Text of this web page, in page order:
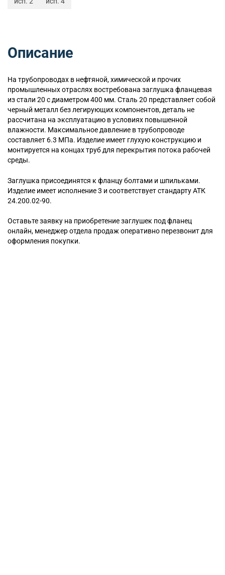
Описание
На трубопроводах в нефтяной, химической и прочих
промышленных отраслях востребована заглушка фланцевая
из стали 20 с диаметром 400 мм. Сталь 20 представляет собой
черный металл без легирующих компонентов, деталь не
рассчитана на эксплуатацию в условиях повышенной
влажности. Максимальное давление в трубопроводе
составляет 6.3 МПа. Изделие имеет глухую конструкцию и
монтируется на концах труб для перекрытия потока рабочей
среды.
Заглушка присоединятся к фланцу болтами и шпильками.
Изделие имеет исполнение 3 и соответствует стандарту АТК
24.200.02-90.
Оставьте заявку на приобретение заглушек под фланец
онлайн, менеджер отдела продаж оперативно перезвонит для
оформления покупки.